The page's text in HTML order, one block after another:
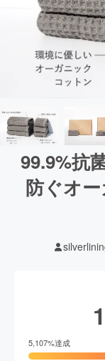
99.9%抗
防ぐオ
5,107%達成